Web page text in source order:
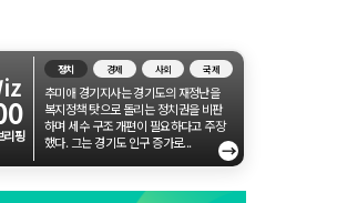
리핑
정치 경제 사회 국제
추미애 경기지사는 경기도의 재정난을
복지정책 탓으로 돌리는 정치권을 비판
하며 세수 구조 개편이 필요하다고 주장
했다. 그는 경기도 인구 증가로...
→